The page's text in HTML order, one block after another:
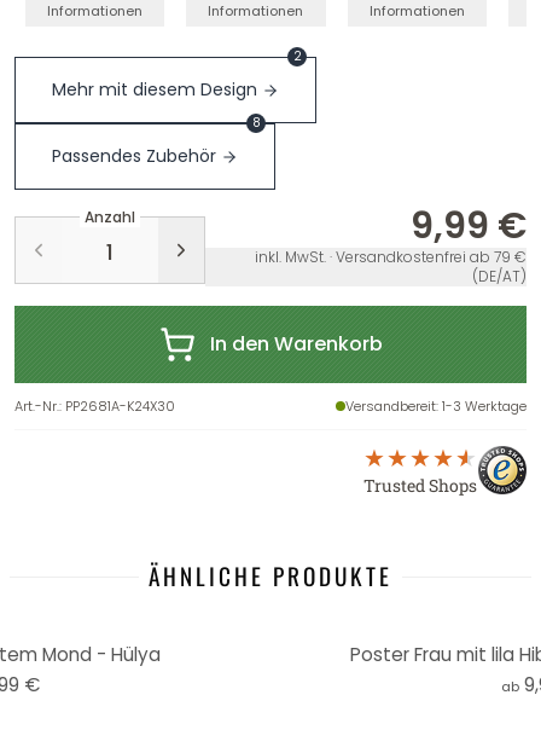
Informationen
Informationen
Informationen
Mehr mit diesem Design
2
Passendes Zubehör
8
Anzahl 9,99 €
inkl. MwSt. · Versandkostenfrei ab 79 €
(DE/AT)
In den Warenkorb
Art.-Nr.: PP2681A-K24X30 Versandbereit: 1-3 Werktage
Trusted Shops
ÄHNLICHE PRODUKTE
Mond - Hülya
€
Poster Frau mit lila
ab